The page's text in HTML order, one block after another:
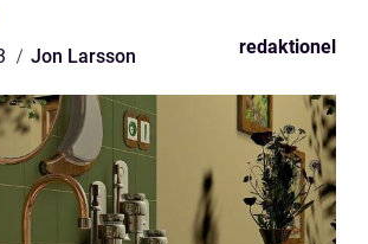
Jon Larsson redaktionel